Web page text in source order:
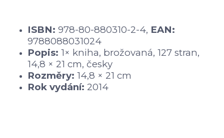
ISBN: 978-80-880310-2-4, EAN:
9788088031024
Popis: 1× kniha, brožovaná, 127 stran,
14,8 × 21 cm, česky
Rozměry: 14,8 × 21 cm
Rok vydání: 2014